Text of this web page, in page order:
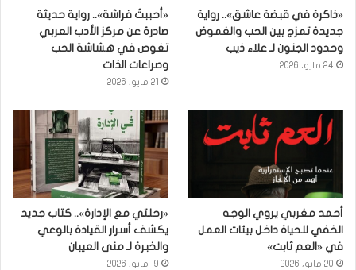
«ذاكرة في قبضة عاشق».. رواية
جديدة تمزج بين الحب والغموض
وحدود الجنون لـ علاء ذيب
24 مايو، 2026
«أحببتُ فراشة».. رواية حديثة
صادرة عن مركز الأدب العربي
تغوص في هشاشة الحب
وصراعات الذات
21 مايو، 2026
أحمد مغربي يروي الوجه
الخفي للحياة داخل بيئات العمل
في «العم ثابت»
20 مايو، 2026
«رحلتي مع الإدارة».. كتاب جديد
يكشف أسرار القيادة بالوعي
والخبرة لـ منى العيبان
19 مايو، 2026